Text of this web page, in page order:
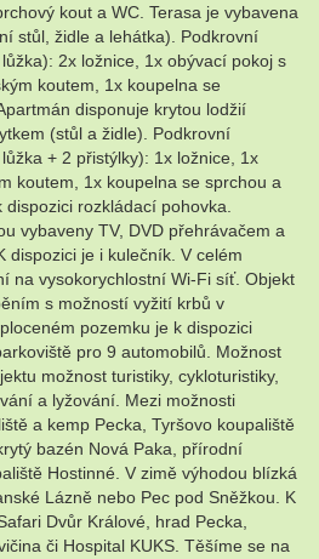
kout a WC. Terasa je vybavena
stůl, židle a lehátka). Podkrovní
2x ložnice, 1x obývací pokoj s
koutem, 1x koupelna se
disponuje krytou lodžií
(stůl a židle). Podkrovní
+ 2 přistýlky): 1x ložnice, 1x
koutem, 1x koupelna se sprchou a
rozkládací pohovka.
vybaveny TV, DVD přehrávačem a
dispozici je i kulečník. V celém
na vysokorychlostní Wi-Fi síť. Objekt
s možností vyžití krbů v
pozemku je k dispozici
pro 9 automobilů. Možnost
možnost turistiky, cykloturistiky,
a lyžování. Mezi možnosti
a kemp Pecka, Tyršovo koupaliště
bazén Nová Paka, přírodní
Hostinné. V zimě výhodou blízká
Lázně nebo Pec pod Sněžkou. K
Dvůr Králové, hrad Pecka,
či Hospital KUKS. Těšíme se na